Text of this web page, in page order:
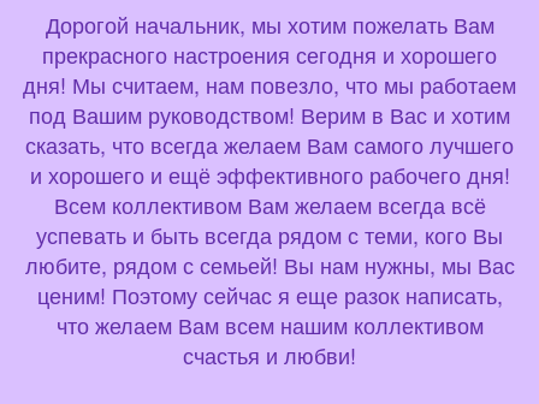
Дорогой начальник, мы хотим пожелать Вам
прекрасного настроения сегодня и хорошего
дня! Мы считаем, нам повезло, что мы работаем
под Вашим руководством! Верим в Вас и хотим
сказать, что всегда желаем Вам самого лучшего
и хорошего и ещё эффективного рабочего дня!
Всем коллективом Вам желаем всегда всё
успевать и быть всегда рядом с теми, кого Вы
любите, рядом с семьей! Вы нам нужны, мы Вас
ценим! Поэтому сейчас я еще разок написать,
что желаем Вам всем нашим коллективом
счастья и любви!